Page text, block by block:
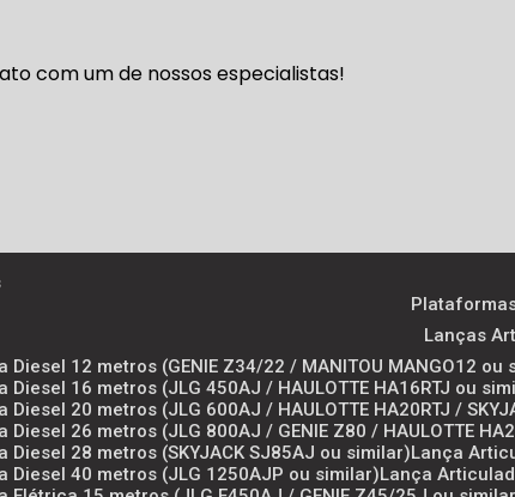
com um de nossos especialistas!
Lanças
Diesel 12 metros (GENIE Z34/22 / MANITOU MANGO12 ou
Diesel 16 metros (JLG 450AJ / HAULOTTE HA16RTJ ou
Diesel 20 metros (JLG 600AJ / HAULOTTE HA20RTJ /
Diesel 26 metros (JLG 800AJ / GENIE Z80 / HAULOTTE
Diesel 28 metros (SKYJACK SJ85AJ ou similar) Lança
Diesel 40 metros (JLG 1250AJP ou similar) Lança